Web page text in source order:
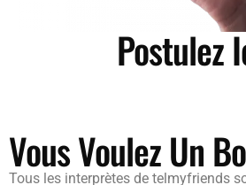
Postulez
Vous Voulez Un
Tous les interprètes de telmyfriends